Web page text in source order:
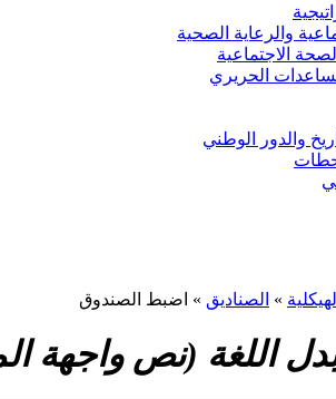
والرعاية الصحية
الاجتماعية
الحريري
والدور الوطني
الهيكلية » الصناديق » اضبط الصندوق
اللغة (نص واجهة